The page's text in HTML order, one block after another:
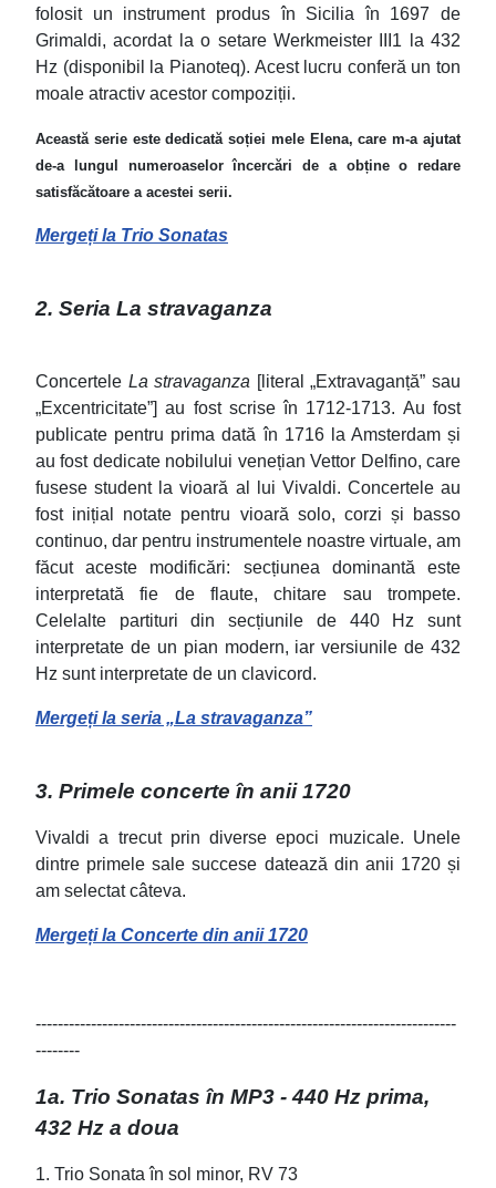
folosit un instrument produs în Sicilia în 1697 de
Grimaldi, acordat la o setare Werkmeister III1 la 432
Hz (disponibil la Pianoteq). Acest lucru conferă un ton
moale atractiv acestor compoziții.
Această serie este dedicată soției mele Elena, care m-a ajutat
de-a lungul numeroaselor încercări de a obține o redare
satisfăcătoare a acestei serii.
Mergeți la Trio Sonatas
2. Seria La stravaganza
Concertele La stravaganza [literal „Extravaganță” sau
„Excentricitate”] au fost scrise în 1712-1713. Au fost
publicate pentru prima dată în 1716 la Amsterdam și
au fost dedicate nobilului venețian Vettor Delfino, care
fusese student la vioară al lui Vivaldi. Concertele au
fost inițial notate pentru vioară solo, corzi și basso
continuo, dar pentru instrumentele noastre virtuale, am
făcut aceste modificări: secțiunea dominantă este
interpretată fie de flaute, chitare sau trompete.
Celelalte partituri din secțiunile de 440 Hz sunt
interpretate de un pian modern, iar versiunile de 432
Hz sunt interpretate de un clavicord.
Mergeți la seria „La stravaganza”
3. Primele concerte în anii 1720
Vivaldi a trecut prin diverse epoci muzicale. Unele
dintre primele sale succese datează din anii 1720 și
am selectat câteva.
Mergeți la Concerte din anii 1720
----------------------------------------------------------------------------
--------
1a. Trio Sonatas în MP3 - 440 Hz prima,
432 Hz a doua
1. Trio Sonata în sol minor, RV 73